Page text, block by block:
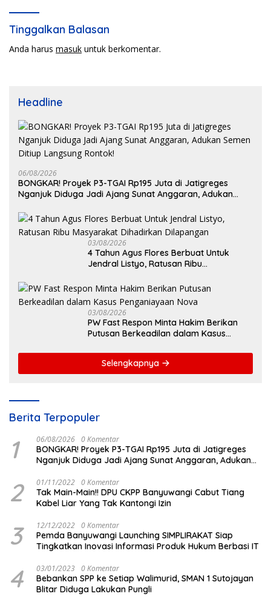
Tinggalkan Balasan
Anda harus masuk untuk berkomentar.
Headline
06/08/2026
BONGKAR! Proyek P3-TGAI Rp195 Juta di Jatigreges
Nganjuk Diduga Jadi Ajang Sunat Anggaran, Adukan
03/08/2026
4 Tahun Agus Flores Berbuat Untuk
Jendral Listyo, Ratusan Ribu
03/08/2026
PW Fast Respon Minta Hakim Berikan
Putusan Berkeadilan dalam Kasus
Selengkapnya
Berita Terpopuler
1 06/08/2026 0 Komentar
BONGKAR! Proyek P3-TGAI Rp195 Juta di Jatigreges
Nganjuk Diduga Jadi Ajang Sunat Anggaran, Adukan
2 01/11/2022 0 Komentar
Tak Main-Main!! DPU CKPP Banyuwangi Cabut Tiang
Kabel Liar Yang Tak Kantongi Izin
3 12/12/2022 0 Komentar
Pemda Banyuwangi Launching SIMPLIRAKAT Siap
Tingkatkan Inovasi Informasi Produk Hukum Berbasi IT
4 03/01/2023 0 Komentar
Bebankan SPP ke Setiap Walimurid, SMAN 1 Sutojayan
Blitar Diduga Lakukan Pungli